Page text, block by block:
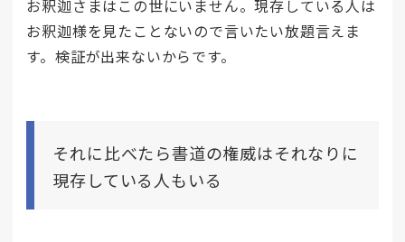
お釈迦さまはこの世にいません。現存している人は
お釈迦様を見たことないので言いたい放題言えま
す。検証が出来ないからです。
それに比べたら書道の権威はそれなりに
現存している人もいる